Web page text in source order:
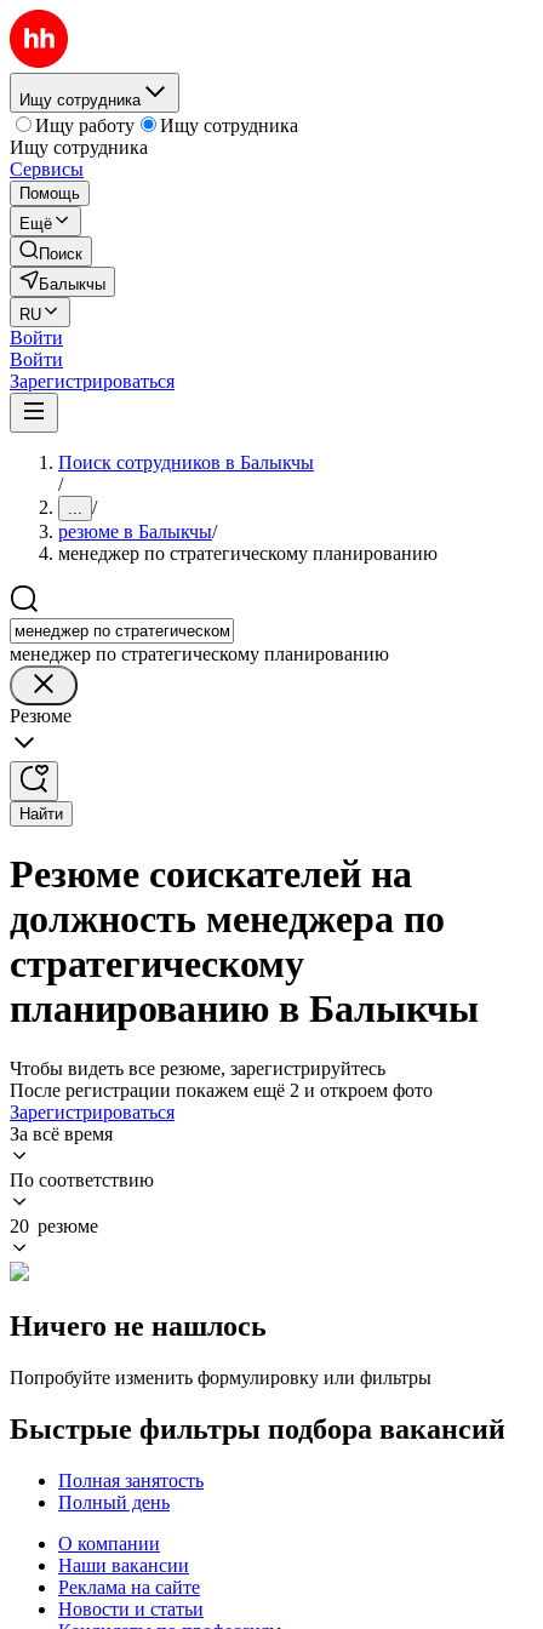
Ищу сотрудника
Ищу работу
Ищу сотрудника
Ищу сотрудника
Сервисы
Помощь
Ещё
Поиск
Балыкчы
RU
Войти
Войти
Зарегистрироваться
Поиск сотрудников в Балыкчы
/
... /
резюме в Балыкчы/
менеджер по стратегическому планированию
менеджер по стратегическому планированию
Резюме
Найти
Резюме соискателей на
должность менеджера по
стратегическому
планированию в Балыкчы
Чтобы видеть все резюме, зарегистрируйтесь
После регистрации покажем ещё 2 и откроем фото
Зарегистрироваться
За всё время
По соответствию
20 резюме
Ничего не нашлось
Попробуйте изменить формулировку или фильтры
Быстрые фильтры подбора вакансий
Полная занятость
Полный день
О компании
Наши вакансии
Реклама на сайте
Новости и статьи